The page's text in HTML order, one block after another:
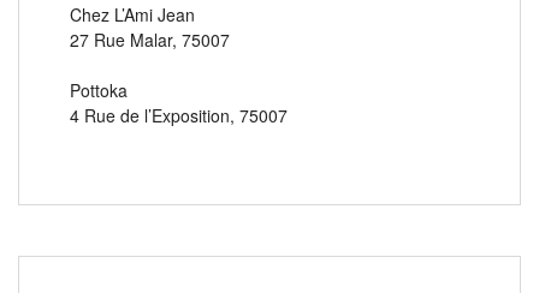
Chez L’Ami Jean
27 Rue Malar, 75007
Pottoka
4 Rue de l’Exposition, 75007